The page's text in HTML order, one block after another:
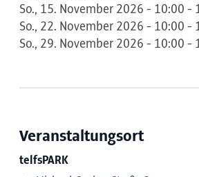
So., 15. November 2026 - 10:00 -
So., 22. November 2026 - 10:00 -
So., 29. November 2026 - 10:00 -
Veranstaltungsort
telfsPARK